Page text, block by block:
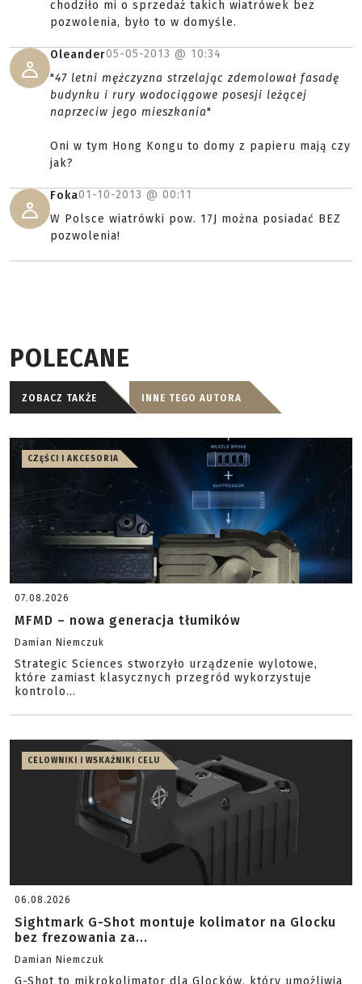
chodziło mi o sprzedaż takich wiatrówek bez
pozwolenia, było to w domyśle.
Oleander05-05-2013 @ 10:34
"47 letni mężczyzna strzelając zdemolował fasadę
budynku i rury wodociągowe posesji leżącej
naprzeciw jego mieszkania"
Oni w tym Hong Kongu to domy z papieru mają czy
jak?
Foka01-10-2013 @ 00:11
W Polsce wiatrówki pow. 17J można posiadać BEZ
pozwolenia!
POLECANE
ZOBACZ TAKŻE INNE TEGO AUTORA
CZĘŚCI I AKCESORIA
07.08.2026
MFMD – nowa generacja tłumików
Damian Niemczuk
Strategic Sciences stworzyło urządzenie wylotowe,
które zamiast klasycznych przegród wykorzystuje
kontrolo...
CELOWNIKI I WSKAŹNIKI CELU
06.08.2026
Sightmark G-Shot montuje kolimator na Glocku
bez frezowania za...
Damian Niemczuk